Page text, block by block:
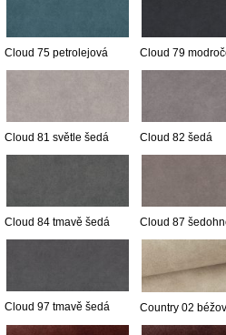
Cloud 75 petrolejová Cloud 79
Cloud 81 světle šedá Cloud 82 šedá
Cloud 84 tmavě šedá Cloud 87
Cloud 97 tmavě šedá Country 02